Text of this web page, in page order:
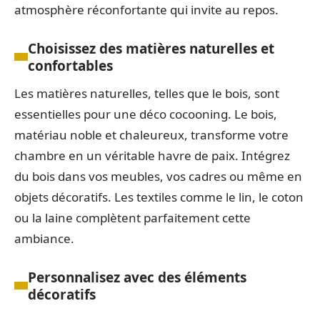
atmosphère réconfortante qui invite au repos.
Choisissez des matières naturelles et
confortables
Les matières naturelles, telles que le bois, sont
essentielles pour une déco cocooning. Le bois,
matériau noble et chaleureux, transforme votre
chambre en un véritable havre de paix. Intégrez
du bois dans vos meubles, vos cadres ou même en
objets décoratifs. Les textiles comme le lin, le coton
ou la laine complètent parfaitement cette
ambiance.
Personnalisez avec des éléments
décoratifs